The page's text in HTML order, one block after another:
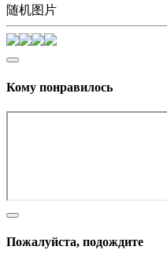
随机图片
Кому понравилось
Пожалуйста, подождите